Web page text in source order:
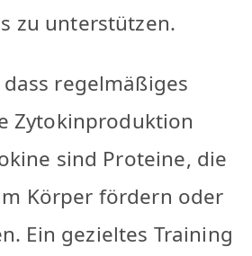
zu unterstützen.
regelmäßiges
Zytokinproduktion
sind Proteine, die
Körper fördern oder
Ein gezieltes Training